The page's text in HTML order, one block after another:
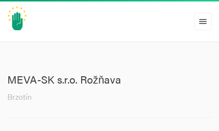
menu
MEVA-SK s.r.o. Rožňava
Brzotín